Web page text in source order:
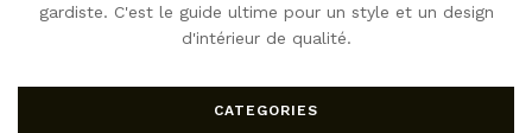
gardiste. C'est le guide ultime pour un style et un design
d'intérieur de qualité.
CATEGORIES